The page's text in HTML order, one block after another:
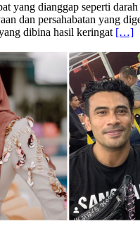
yang dianggap seperti
dan persahabatan yang
dibina hasil keringat […]